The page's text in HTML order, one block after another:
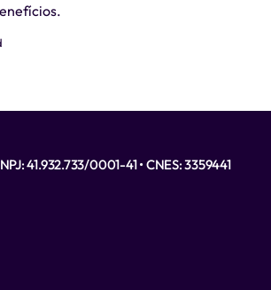
41.932.733/0001-41 • CNES: 3359441